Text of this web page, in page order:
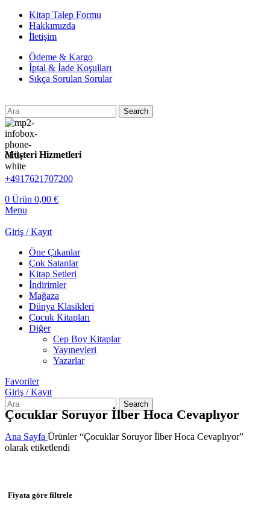
Kitap Talep Formu
Hakkımızda
İletişim
Ödeme & Kargo
İptal & İade Koşulları
Sıkça Sorulan Sorular
Search
Müşteri Hizmetleri
+4917621707200
0 Ürün 0,00 €
Menu
Giriş / Kayıt
Öne Çıkanlar
Çok Satanlar
Kitap Setleri
İndirimler
Mağaza
Dünya Klasikleri
Çocuk Kitapları
Diğer
Cep Boy Kitaplar
Yayınevleri
Yazarlar
Favoriler
Giriş / Kayıt
Search
Çocuklar Soruyor İlber Hoca Cevaplıyor
Ana Sayfa Ürünler “Çocuklar Soruyor İlber Hoca Cevaplıyor”
olarak etiketlendi
Fiyata göre filtrele